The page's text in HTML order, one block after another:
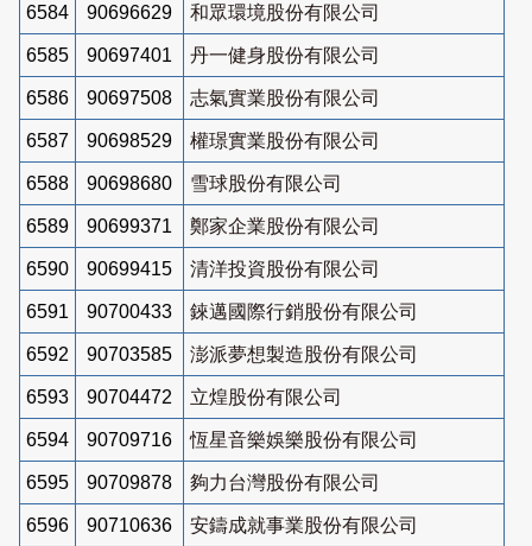
6584 90696629 和眾環境股份有限公司
6585 90697401 丹一健身股份有限公司
6586 90697508 志氣實業股份有限公司
6587 90698529 權璟實業股份有限公司
6588 90698680 雪球股份有限公司
6589 90699371 鄭家企業股份有限公司
6590 90699415 清洋投資股份有限公司
6591 90700433 錸邁國際行銷股份有限公司
6592 90703585 澎派夢想製造股份有限公司
6593 90704472 立煌股份有限公司
6594 90709716 恆星音樂娛樂股份有限公司
6595 90709878 夠力台灣股份有限公司
6596 90710636 安鑄成就事業股份有限公司